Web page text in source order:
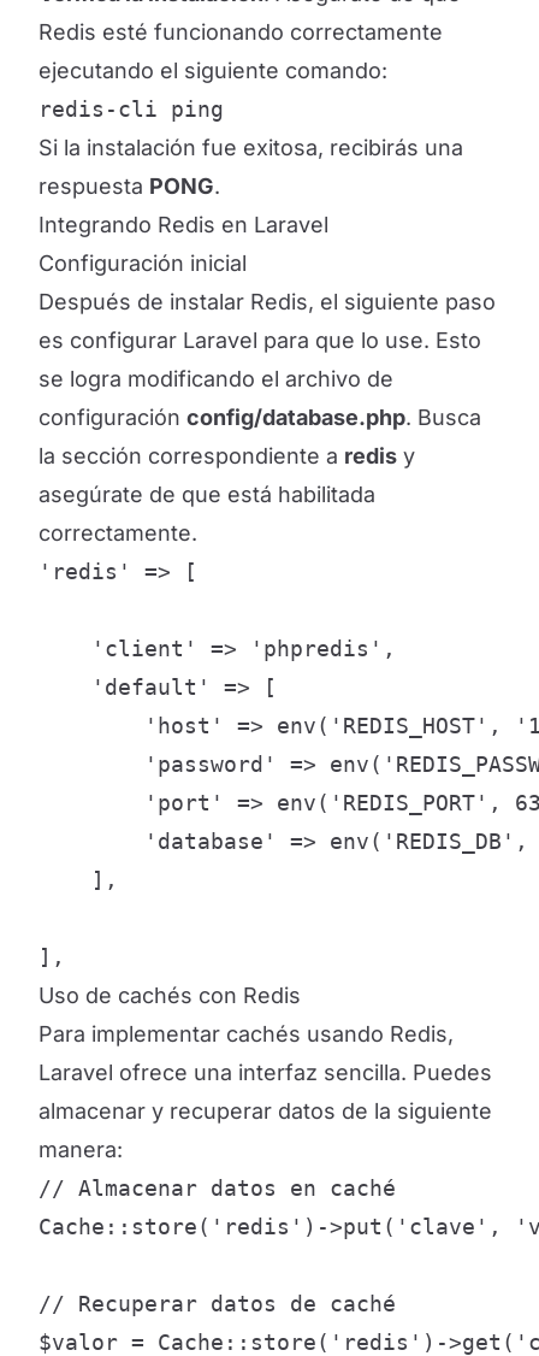
Redis esté funcionando correctamente
ejecutando el siguiente comando:
redis-cli ping
Si la instalación fue exitosa, recibirás una
respuesta PONG.
Integrando Redis en Laravel
Configuración inicial
Después de instalar Redis, el siguiente paso
es configurar Laravel para que lo use. Esto
se logra modificando el archivo de
configuración config/database.php. Busca
la sección correspondiente a redis y
asegúrate de que está habilitada
correctamente.
'redis' => [
    'client' => 'phpredis',
    'default' => [
'host' => env('REDIS_HOST',
'password' =>
'port' => env('REDIS_PORT',
'database' => env('REDIS_DB',
    ],
],
Uso de cachés con Redis
Para implementar cachés usando Redis,
Laravel ofrece una interfaz sencilla. Puedes
almacenar y recuperar datos de la siguiente
manera:
// Almacenar datos en caché
Cache::store('redis')->put('clave',
// Recuperar datos de caché
$valor = Cache::store('redis')-